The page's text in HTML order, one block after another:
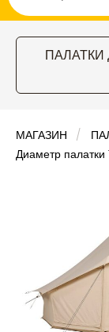
ПАЛАТКИ
МАГАЗИН
Диаметр палатки